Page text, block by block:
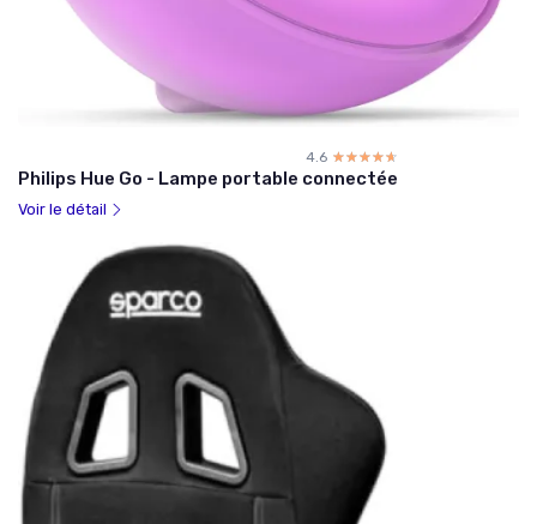
4.6 ☆☆☆☆☆
★★★★★
Philips Hue Go - Lampe portable connectée
Voir le détail